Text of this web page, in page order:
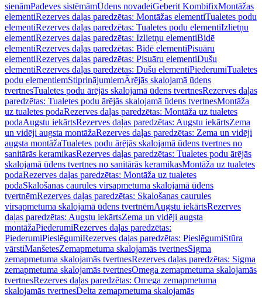
sienāmPadeves sistēmāmŪdens novadeiGeberit KombifixMontāžas
elementiRezerves daļas paredzētas: Montāžas elementiTualetes podu
elementiRezerves daļas paredzētas: Tualetes podu elementiIzlietņu
elementiRezerves daļas paredzētas: Izlietņu elementiBidē
elementiRezerves daļas paredzētas: Bidē elementiPisuāru
elementiRezerves daļas paredzētas: Pisuāru elementiDušu
elementiRezerves daļas paredzētas: Dušu elementiPiederumiTualetes
podu elementiemStiprinājumiemĀrējās skalojamā ūdens
tvertnesTualetes podu ārējās skalojamā ūdens tvertnesRezerves daļas
paredzētas: Tualetes podu ārējās skalojamā ūdens tvertnesMontāža
uz tualetes podaRezerves daļas paredzētas: Montāža uz tualetes
podaAugstu iekārtsRezerves daļas paredzētas: Augstu iekārtsZema
un vidēji augsta montāžaRezerves daļas paredzētas: Zema un vidēji
augsta montāžaTualetes podu ārējās skalojamā ūdens tvertnes no
sanitārās keramikasRezerves daļas paredzētas: Tualetes podu ārējās
skalojamā ūdens tvertnes no sanitārās keramikasMontāža uz tualetes
podaRezerves daļas paredzētas: Montāža uz tualetes
podaSkalošanas caurules virsapmetuma skalojamā ūdens
tvertnēmRezerves daļas paredzētas: Skalošanas caurules
virsapmetuma skalojamā ūdens tvertnēmAugstu iekārtsRezerves
daļas paredzētas: Augstu iekārtsZema un vidēji augsta
montāžaPiederumiRezerves daļas paredzētas:
PiederumiPieslēgumiRezerves daļas paredzētas: PieslēgumiStūra
vārstiManšetesZemapmetuma skalojamās tvertnesSigma
zemapmetuma skalojamās tvertnesRezerves daļas paredzētas: Sigma
zemapmetuma skalojamās tvertnesOmega zemapmetuma skalojamās
tvertnesRezerves daļas paredzētas: Omega zemapmetuma
skalojamās tvertnesDelta zemapmetuma skalojamās